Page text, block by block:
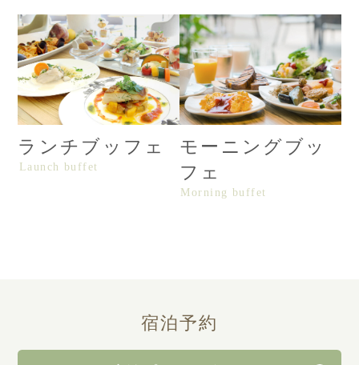
ランチブッフェ
Launch buffet
モーニングブッ
フェ
Morning buffet
宿泊予約